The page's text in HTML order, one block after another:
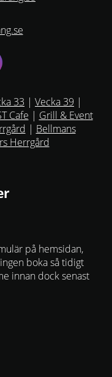
33 | Vecka 39 |
Cafe | Grill & Event
| Bellmans
Herrgård
på hemsidan,
boka så tidigt
innan dock senast